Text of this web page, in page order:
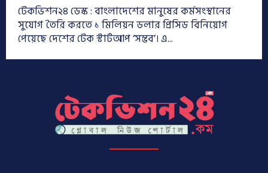
টেকভিশন২৪ ডেস্ক : বাংলাদেশের মানুষের কর্মসংস্থানের
সুযোগ তৈরি করতে ১ মিলিয়ন ডলার প্রিসিড বিনিয়োগ
পেয়েছে দেশের টেক স্টার্টআপ ‘সম্ভব’। এ...